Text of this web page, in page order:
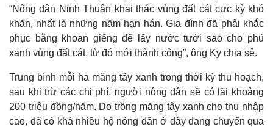
“Nông dân Ninh Thuận khai thác vùng đất cát cực kỳ khó
khăn, nhất là những năm hạn hán. Gia đình đã phải khắc
phục bằng khoan giếng để lấy nước tưới sao cho phủ
xanh vùng đất cát, từ đó mới thành công”, ông Ky chia sẻ.
Trung bình mỗi ha măng tây xanh trong thời kỳ thu hoạch,
sau khi trừ các chi phí, người nông dân sẽ có lãi khoảng
200 triệu đồng/năm. Do trồng măng tây xanh cho thu nhập
cao, đã có khá nhiều hộ nông dân ở đây đang chuyển qua